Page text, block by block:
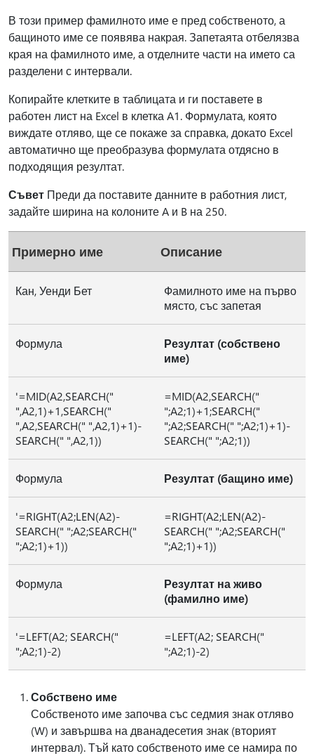
В този пример фамилното име е пред собственото, а
бащиното име се появява накрая. Запетаята отбелязва
края на фамилното име, а отделните части на името са
разделени с интервали.
Копирайте клетките в таблицата и ги поставете в
работен лист на Excel в клетка A1. Формулата, която
виждате отляво, ще се покаже за справка, докато Excel
автоматично ще преобразува формулата отдясно в
подходящия резултат.
Съвет Преди да поставите данните в работния лист,
задайте ширина на колоните A и B на 250.
Примерно име Описание
Кан, Уенди Бет
Фамилното име на първо
място, със запетая
Формула
Резултат (собствено
име)
'=MID(A2,SEARCH("
",A2,1)+1,SEARCH("
",A2,SEARCH(" ",A2,1)+1)-
SEARCH(" ",A2,1))
=MID(A2,SEARCH("
";A2;1)+1;SEARCH("
";A2;SEARCH(" ";A2;1)+1)-
SEARCH(" ";A2;1))
Формула Резултат (бащино име)
'=RIGHT(A2;LEN(A2)-
SEARCH(" ";A2;SEARCH("
";A2;1)+1))
=RIGHT(A2;LEN(A2)-
SEARCH(" ";A2;SEARCH("
";A2;1)+1))
Формула
Резултат на живо
(фамилно име)
'=LEFT(A2; SEARCH("
";A2;1)-2)
=LEFT(A2; SEARCH("
";A2;1)-2)
Собствено име
Собственото име започва със седмия знак отляво
(W) и завършва на дванадесетия знак (вторият
интервал). Тъй като собственото име се намира по